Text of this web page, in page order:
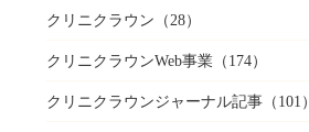
クリニクラウン （28）
クリニクラウンWeb事業（174）
クリニクラウンジャーナル記事（101）